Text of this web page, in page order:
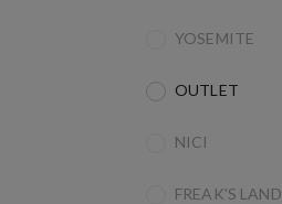
YOSEMITE
OUTLET
NICI
FREAK'S LAND